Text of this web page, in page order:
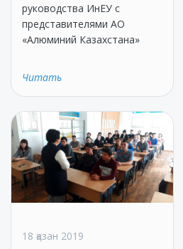
руководства ИнЕУ с
представителями АО
«Алюминий Казахстана»
Читать
18 қазан 2019